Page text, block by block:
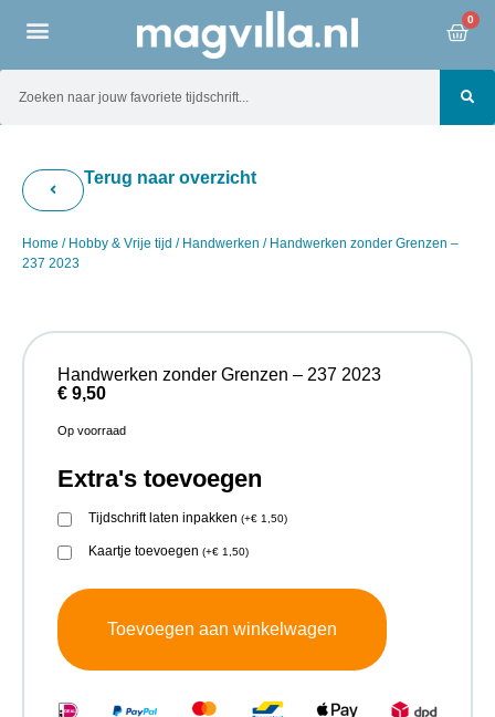
0
Terug naar overzicht
Home / Hobby & Vrije tijd / Handwerken / Handwerken zonder Grenzen –
237 2023
Handwerken zonder Grenzen – 237 2023
€ 9,50
Op voorraad
Extra's toevoegen
Tijdschrift laten inpakken (+€ 1,50)
Kaartje toevoegen (+€ 1,50)
Toevoegen aan winkelwagen